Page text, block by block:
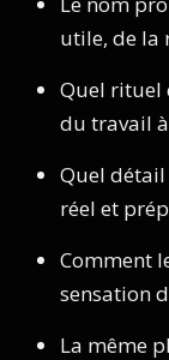
utile, de la
Quel rituel
du travail
Quel
réel et
Comment
sensation
La même